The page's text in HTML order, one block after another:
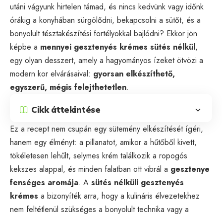
utáni vágyunk hirtelen támad, és nincs kedvünk vagy időnk
órákig a konyhában sürgölődni, bekapcsolni a sütőt, és a
bonyolult tésztakészítési fortélyokkal bajlódni? Ekkor jön
képbe a mennyei gesztenyés krémes sütés nélkül,
egy olyan desszert, amely a hagyományos ízeket ötvözi a
modern kor elvárásaival: gyorsan elkészíthető,
egyszerű, mégis felejthetetlen.
Cikk áttekintése
Ez a recept nem csupán egy sütemény elkészítését ígéri,
hanem egy élményt: a pillanatot, amikor a hűtőből kivett,
tökéletesen lehűlt, selymes krém találkozik a ropogós
kekszes alappal, és minden falatban ott vibrál a gesztenye
fenséges aromája. A sütés nélküli gesztenyés
krémes a bizonyíték arra, hogy a kulináris élvezetekhez
nem feltétlenül szükséges a bonyolult technika vagy a